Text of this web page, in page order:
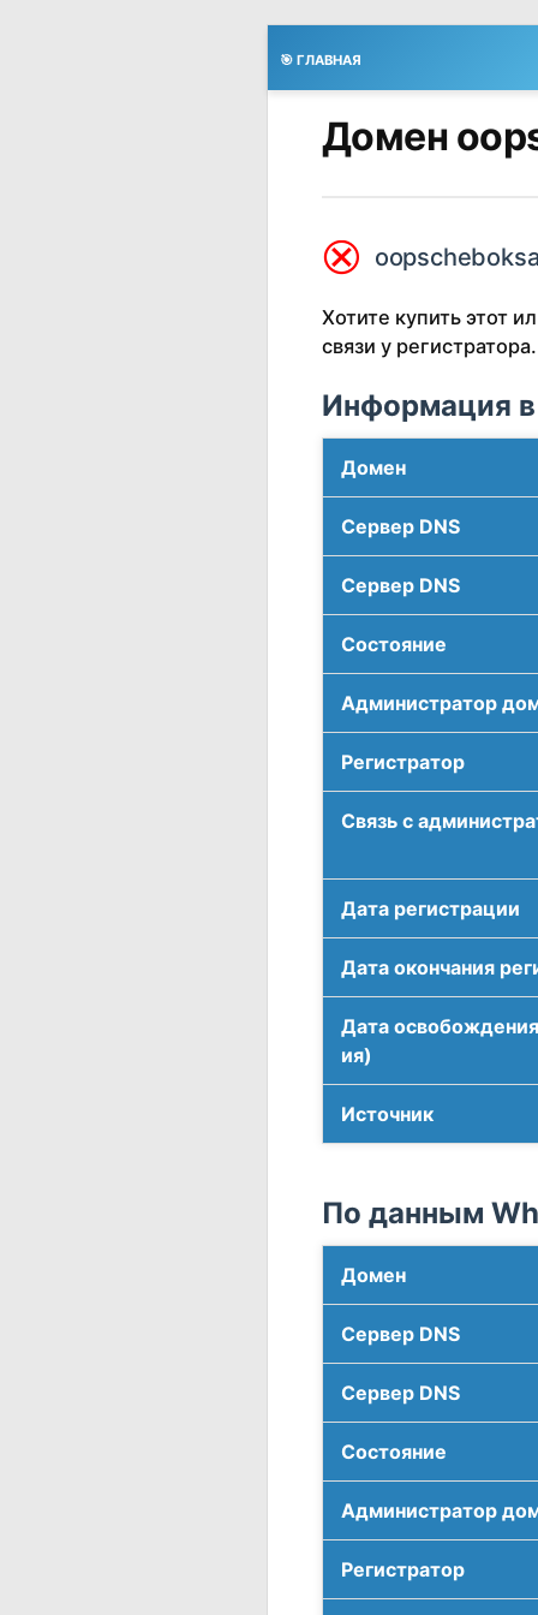
🎯 ГЛАВНАЯ
Домен
⮿
Хотите купить этот
связи у регистратора.
Информация в
Домен
Сервер DNS
Сервер DNS
Соcтояние
Администратор
Регистратор
Связь с
Дата регистрации
Дата окончания
Дата
ия)
Источник
По данным
Домен
Сервер DNS
Сервер DNS
Соcтояние
Администратор
Регистратор